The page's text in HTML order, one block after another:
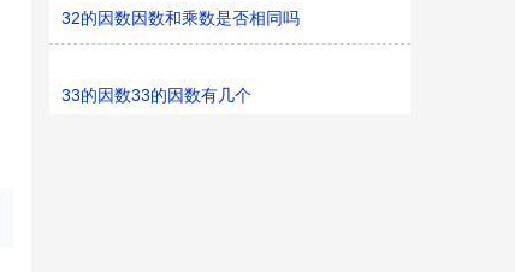
32的因数因数和乘数是否相同吗
33的因数33的因数有几个